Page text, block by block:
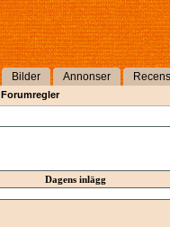
Bilder Annonser
Forumregler
Dagens inlägg